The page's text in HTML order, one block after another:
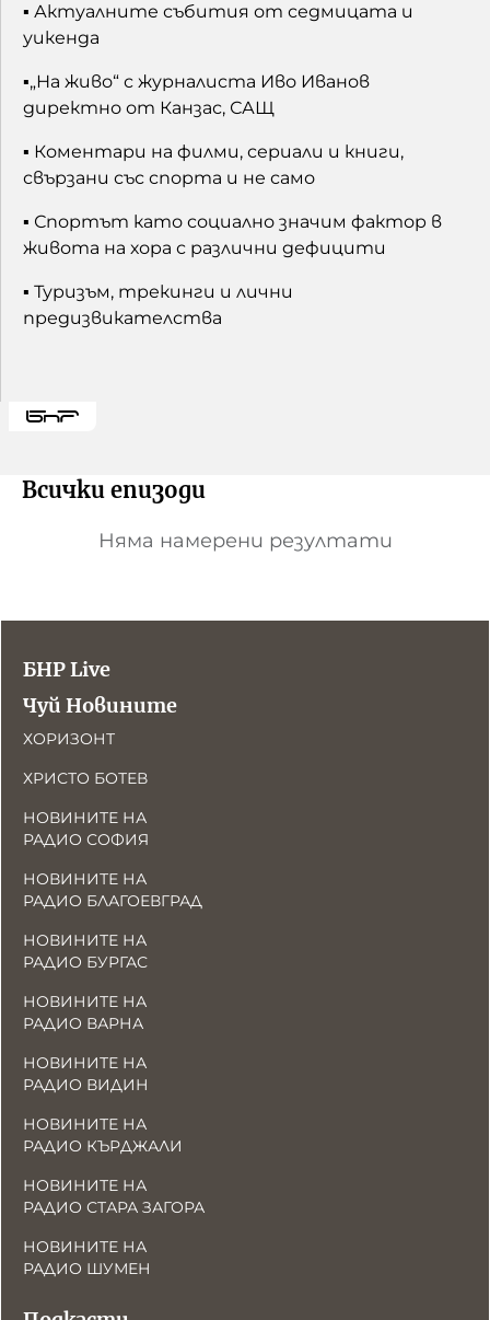
▪️ Актуалните събития от седмицата и
уикенда
▪️„На живо“ с журналиста Иво Иванов
директно от Канзас, САЩ
▪️ Коментари на филми, сериали и книги,
свързани със спорта и не само
▪️ Спортът като социално значим фактор в
живота на хора с различни дефицити
▪️ Туризъм, трекинги и лични
предизвикателства
Всички епизоди
Няма намерени резултати
БНР Live
Чуй Новините
ХОРИЗОНТ
ХРИСТО БОТЕВ
НОВИНИТЕ НА
РАДИО СОФИЯ
НОВИНИТЕ НА
РАДИО БЛАГОЕВГРАД
НОВИНИТЕ НА
РАДИО БУРГАС
НОВИНИТЕ НА
РАДИО ВАРНА
НОВИНИТЕ НА
РАДИО ВИДИН
НОВИНИТЕ НА
РАДИО КЪРДЖАЛИ
НОВИНИТЕ НА
РАДИО СТАРА ЗАГОРА
НОВИНИТЕ НА
РАДИО ШУМЕН